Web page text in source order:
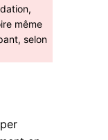
même
selon